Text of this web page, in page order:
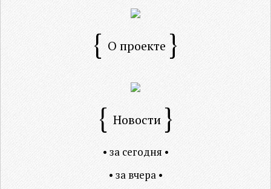
О проекте
Новости
• за сегодня •
• за вчера •